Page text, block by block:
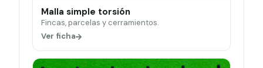
Malla simple torsión
Fincas, parcelas y cerramientos.
Ver ficha